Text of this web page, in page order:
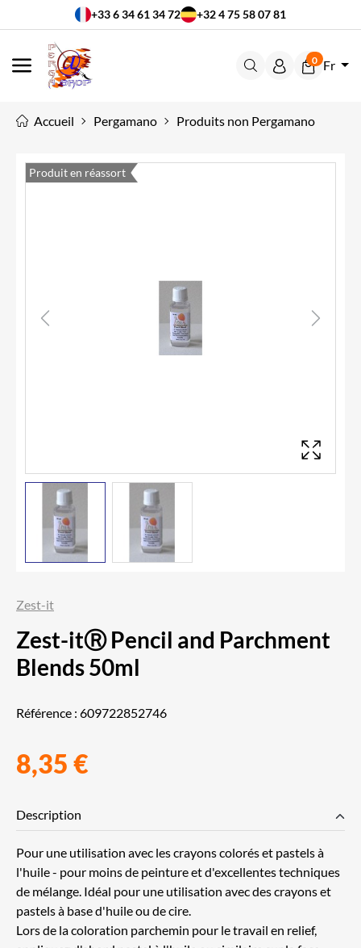
+33 6 34 61 34 72 +32 4 75 58 07 81
MENU
0 Fr
Accueil Pergamano Produits non Pergamano
Produit en réassort
Previous Next
Zest-it
Zest-itⓇ Pencil and Parchment
Blends 50ml
Référence : 609722852746
8,35 €
Description
Pour une utilisation avec les crayons colorés et pastels à
l'huile - pour moins de peinture et d'excellentes techniques
de mélange. Idéal pour une utilisation avec des crayons et
pastels à base d'huile ou de cire.
Lors de la coloration parchemin pour le travail en relief,